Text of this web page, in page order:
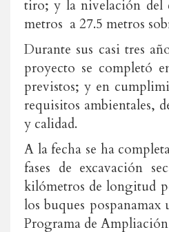
tiro; y la nivelación del
metros a 27.5 metros
Durante sus casi tres
proyecto se completó
previstos; y en
requisitos ambientales,
y calidad.
A la fecha se ha
fases de excavación
kilómetros de longitud
los buques
Programa de